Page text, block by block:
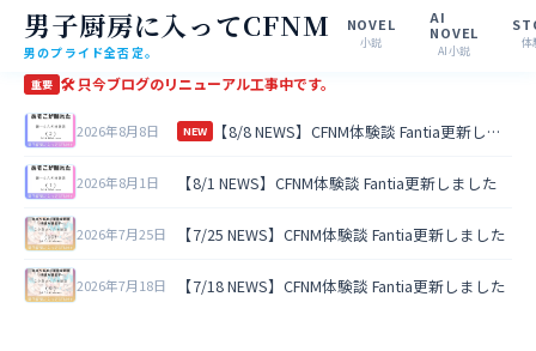
男子厨房に入ってCFNM
男のプライド全否定。
NOVEL
小説
AI
NOVEL
AI小説 体
重要 🛠 只今ブログのリニューアル工事中です。
2026年8月8日 NEW 【8/8 NEWS】CFNM体験談 Fantia更新しました
2026年8月1日 【8/1 NEWS】CFNM体験談 Fantia更新しました
2026年7月25日 【7/25 NEWS】CFNM体験談 Fantia更新しました
2026年7月18日 【7/18 NEWS】CFNM体験談 Fantia更新しました